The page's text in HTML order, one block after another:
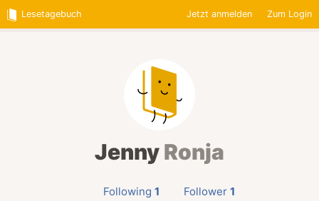
Lesetagebuch Jetzt anmelden Zum Login
JennyRonja
Following 1 Follower 1